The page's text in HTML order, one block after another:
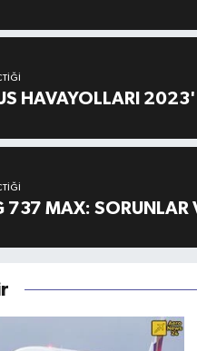
HAVAYOLLARI
737 MAX: SORUNLAR